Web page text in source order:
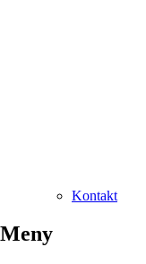
Kontakt
Meny